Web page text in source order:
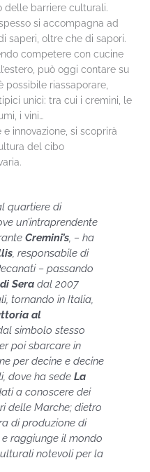
delle barriere culturali.
si accompagna ad
saperi, oltre che di sapori.
competere con cucine
può oggi contare su
possibile riassaporare,
unici: tra cui i cremini, le
i vini…
innovazione, si scoprirà
del cibo
quartiere di
un’intraprendente
Cremini’s, – ha
, responsabile di
– passando
Seradal 2007
tornando in Italia,
al
simbolo stesso
poi sbarcare in
per decine e decine
dove ha sede La
a conoscere dei
delle Marche; dietro
di produzione di
raggiunge il mondo
notevoli per la